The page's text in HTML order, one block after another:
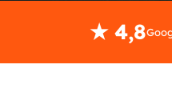
★ 4,8